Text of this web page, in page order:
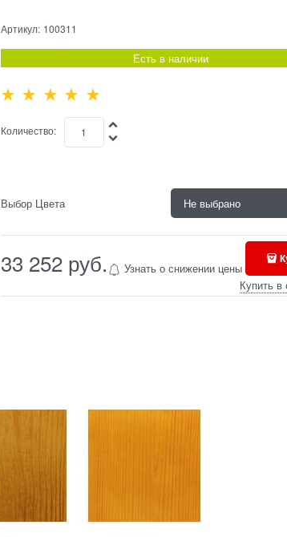
Артикул: 100311
Есть в наличии
Количество:
Выбор Цвета
33 252 руб. Узнать о снижении цены
Купить в